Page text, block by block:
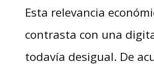
Esta relevancia
contrasta con una
todavía desigual. De